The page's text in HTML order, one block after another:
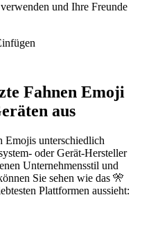
und Ihre Freunde
Fahnen Emoji
aus
Emojis unterschiedlich
oder Gerät-Hersteller
Unternehmensstil und
Sie sehen wie das 🎌
Plattformen aussieht: